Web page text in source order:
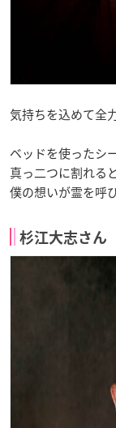
気持ちを込めて全
ベッドを使ったシ
真っ二つに割れる
僕の想いが霊を呼
杉江大志さん